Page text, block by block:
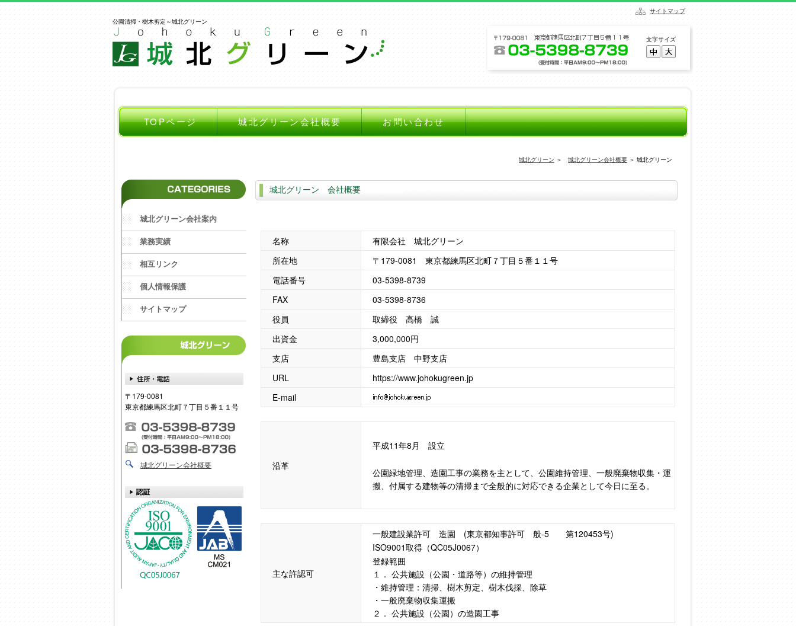
公園清掃・樹木剪定～城北グリーン
文字サイズ
サイトマップ
TOPページ 城北グリーン会社概要 お問い合わせ
城北グリーン ＞ 城北グリーン会社概要 ＞ 城北グリーン
城北グリーン 会社概要
名称
有限会社 城北グリーン
所在地
〒179-0081 東京都練馬区北町７丁目５番１１号
電話番号
03-5398-8739
FAX
03-5398-8736
役員
取締役 高橋 誠
出資金
3,000,000円
支店
豊島支店 中野支店
URL
https://www.johokugreen.jp
E-mail
沿革
平成11年8月 設立
公園緑地管理、造園工事の業務を主として、公園維持管理、一般廃棄物収集・運
搬、付属する建物等の清掃まで全般的に対応できる企業として今日に至る。
主な許認可
一般建設業許可 造園 (東京都知事許可 般-5 第120453号)
ISO9001取得（QC05J0067）
登録範囲
１． 公共施設（公園・道路等）の維持管理
・維持管理：清掃、樹木剪定、樹木伐採、除草
・一般廃棄物収集運搬
２． 公共施設（公園）の造園工事
城北グリーン会社案内
業務実績
相互リンク
個人情報保護
サイトマップ
〒179-0081
東京都練馬区北町７丁目５番１１号
城北グリーン会社概要